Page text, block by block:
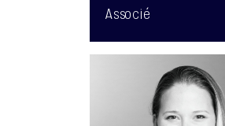
Associé